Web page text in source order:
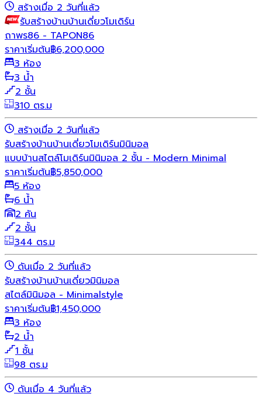
สร้างเมื่อ 2 วันที่แล้ว
รับสร้างบ้านบ้านเดี่ยวโมเดิร์น
ถาพร86 - TAPON86
ราคาเริ่มต้น฿6,200,000
3 ห้อง
3 น้ำ
2 ชั้น
310 ตร.ม
สร้างเมื่อ 2 วันที่แล้ว
รับสร้างบ้านบ้านเดี่ยวโมเดิร์นมินิมอล
แบบบ้านสไตล์โมเดิร์นมินิมอล 2 ชั้น - Modern Minimal
ราคาเริ่มต้น฿5,850,000
5 ห้อง
6 น้ำ
2 คัน
2 ชั้น
344 ตร.ม
ดันเมื่อ 2 วันที่แล้ว
รับสร้างบ้านบ้านเดี่ยวมินิมอล
สไตล์มินิมอล - Minimalstyle
ราคาเริ่มต้น฿1,450,000
3 ห้อง
2 น้ำ
1 ชั้น
98 ตร.ม
ดันเมื่อ 4 วันที่แล้ว